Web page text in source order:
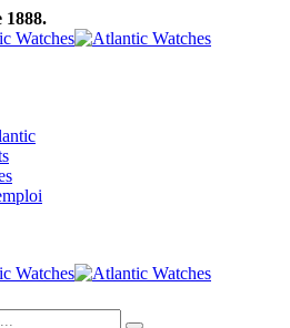
1888.